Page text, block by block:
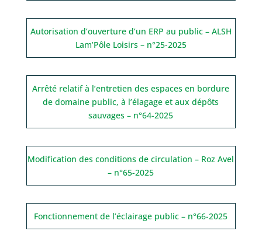
Autorisation d’ouverture d’un ERP au public – ALSH
Lam’Pôle Loisirs – n°25-2025
Arrêté relatif à l’entretien des espaces en bordure
de domaine public, à l’élagage et aux dépôts
sauvages – n°64-2025
Modification des conditions de circulation – Roz Avel
– n°65-2025
Fonctionnement de l’éclairage public – n°66-2025